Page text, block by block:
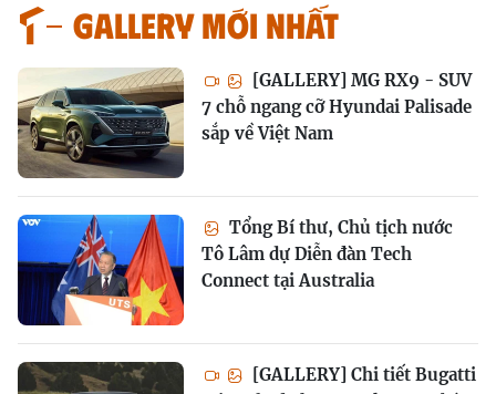
GALLERY MỚI NHẤT
[GALLERY] MG RX9 - SUV
7 chỗ ngang cỡ Hyundai Palisade
sắp về Việt Nam
Tổng Bí thư, Chủ tịch nước
Tô Lâm dự Diễn đàn Tech
Connect tại Australia
[GALLERY] Chi tiết Bugatti